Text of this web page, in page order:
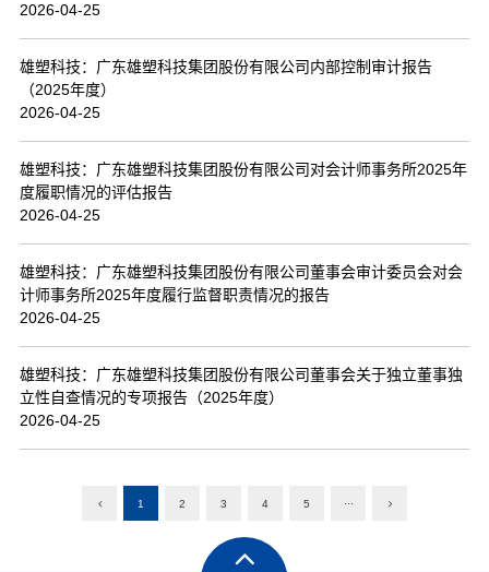
2026-04-25
雄塑科技：广东雄塑科技集团股份有限公司内部控制审计报告
（2025年度）
2026-04-25
雄塑科技：广东雄塑科技集团股份有限公司对会计师事务所2025年
度履职情况的评估报告
2026-04-25
雄塑科技：广东雄塑科技集团股份有限公司董事会审计委员会对会
计师事务所2025年度履行监督职责情况的报告
2026-04-25
雄塑科技：广东雄塑科技集团股份有限公司董事会关于独立董事独
立性自查情况的专项报告（2025年度）
2026-04-25
1 2 3 4 5 ···